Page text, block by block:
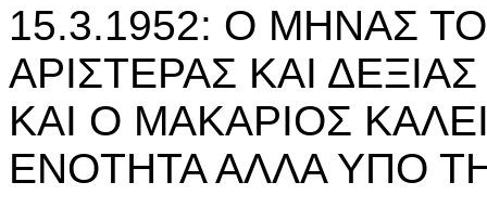
15.3.1952: Ο ΜΗΝΑΣ
ΑΡΙΣΤΕΡΑΣ ΚΑΙ
ΚΑΙ Ο ΜΑΚΑΡΙΟΣ
ΕΝΟΤΗΤΑ ΑΛΛΑ ΥΠΟ